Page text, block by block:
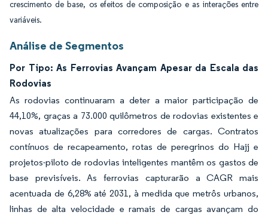
crescimento de base, os efeitos de composição e as interações entre
variáveis.
Análise de Segmentos
Por Tipo: As Ferrovias Avançam Apesar da Escala das
Rodovias
As rodovias continuaram a deter a maior participação de
44,10%, graças a 73.000 quilômetros de rodovias existentes e
novas atualizações para corredores de cargas. Contratos
contínuos de recapeamento, rotas de peregrinos do Hajj e
projetos-piloto de rodovias inteligentes mantêm os gastos de
base previsíveis. As ferrovias capturarão a CAGR mais
acentuada de 6,28% até 2031, à medida que metrôs urbanos,
linhas de alta velocidade e ramais de cargas avançam do